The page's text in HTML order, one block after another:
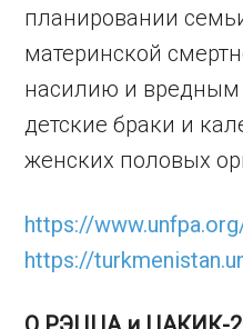
планировании
материнской
насилию и вредным
детские браки и
женских половых
https://
https://